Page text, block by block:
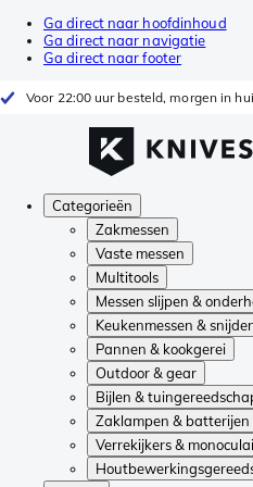
Ga direct naar hoofdinhoud
Ga direct naar navigatie
Ga direct naar footer
Voor 22:00 uur besteld, morgen in
Categorieën
Zakmessen
Vaste messen
Multitools
Messen slijpen &
Keukenmessen &
Pannen & kookgerei
Outdoor & gear
Bijlen &
Zaklampen & batterijen
Verrekijkers &